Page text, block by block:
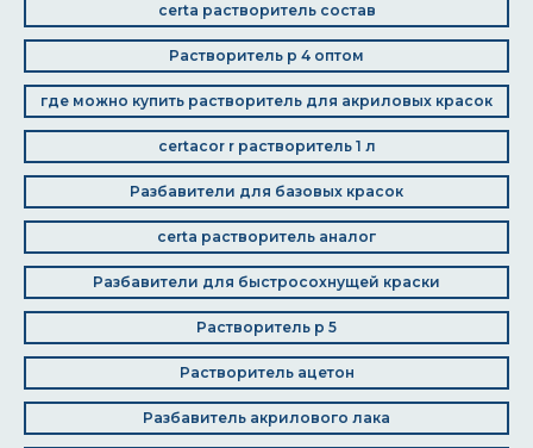
certa растворитель состав
Растворитель р 4 оптом
где можно купить растворитель для акриловых красок
certacor r растворитель 1 л
Разбавители для базовых красок
certa растворитель аналог
Разбавители для быстросохнущей краски
Растворитель р 5
Растворитель ацетон
Разбавитель акрилового лака